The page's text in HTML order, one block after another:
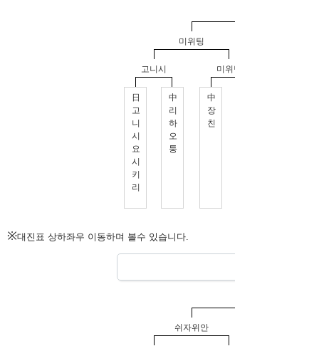
※대진표 상하좌우 이동하며 볼수 있습니다.